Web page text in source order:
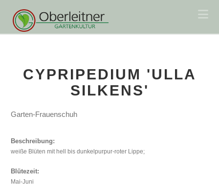
CYPRIPEDIUM 'ULLA
SILKENS'
Garten-Frauenschuh
Beschreibung:
weiße Blüten mit hell bis dunkelpurpur-roter Lippe;
Blütezeit:
Mai-Juni